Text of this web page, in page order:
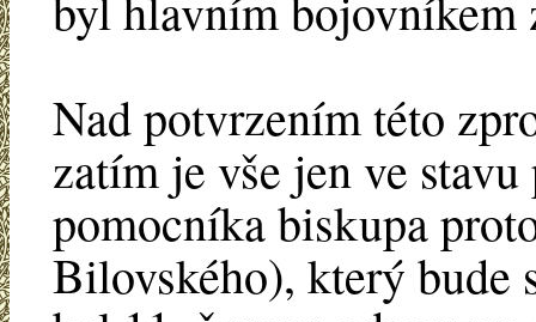
Nad potvrzením této
zatím je vše jen ve
pomocníka biskupa
Bilovského), který bude